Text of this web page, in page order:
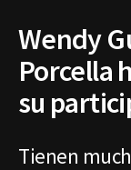
Wendy
Porcella
su
Tienen